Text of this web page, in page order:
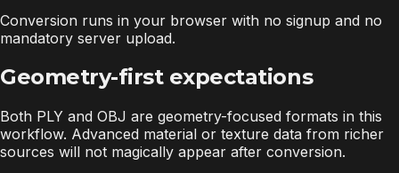
Conversion runs in your browser with no signup and no
mandatory server upload.
Geometry-first expectations
Both PLY and OBJ are geometry-focused formats in this
workflow. Advanced material or texture data from richer
sources will not magically appear after conversion.